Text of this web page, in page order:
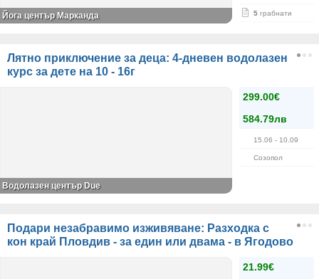
5 грабнати
Йога център Марканда
Лятно приключение за деца: 4-дневен водолазен
курс за дете на 10 - 16г
299.00€
584.79лв
15.06 - 10.09
Созопол
Водолазен център Due
Подари незабравимо изживяване: Разходка с
кон край Пловдив - за един или двама - в Ягодово
21.99€